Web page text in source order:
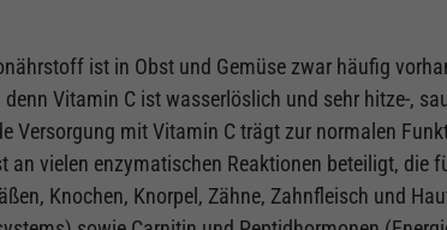
ist in Obst und Gemüse zwar häufig
denn Vitamin C ist wasserlöslich und sehr hitze-,
Versorgung mit Vitamin C trägt zur normalen
an vielen enzymatischen Reaktionen beteiligt, die
Knochen, Knorpel, Zähne, Zahnfleisch und